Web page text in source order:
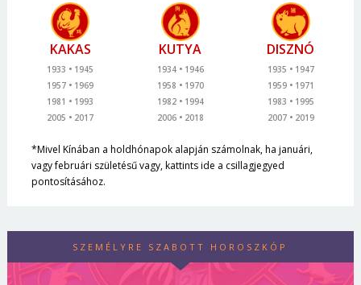
KAKAS
1933
1945
1957
1969
1981
1993
2005
2017
KUTYA
1934
1946
1958
1970
1982
1994
2006
2018
DISZNÓ
1935
1947
1959
1971
1983
1995
2007
2019
*Mivel Kínában a holdhónapok alapján számolnak, ha januári,
vagy februári születésű vagy, kattints ide a csillagjegyed
pontosításához.
SZEMÉLYRE SZABOTT HOROSZKÓP